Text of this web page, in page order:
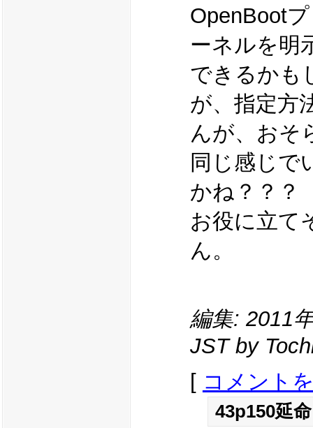
OpenBoot
ーネルを明
できるかも
が、指定方
んが、おそ
同じ感じで
かね？？？
お役に立て
ん。
編集: 2011
JST by
[ コメント
43p150延命